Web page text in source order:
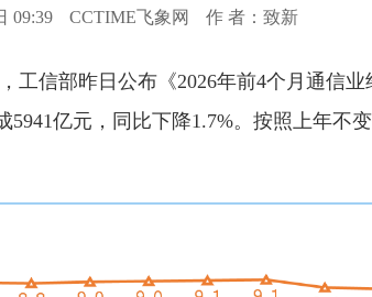
09:39 CCTIME飞象网 作 者：致新
工信部昨日公布《2026年前4个月通信
亿元，同比下降1.7%。按照上年不